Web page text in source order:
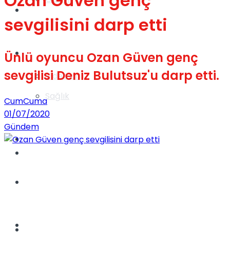
Videolar
Gündem
Yaşam
Sağlık
TV
sevgilisini darp etti
Ünlü oyuncu Ozan Güven genç
sevgilisi Deniz Bulutsuz'u darp etti.
CumCuma
01/07/2020
Gündem